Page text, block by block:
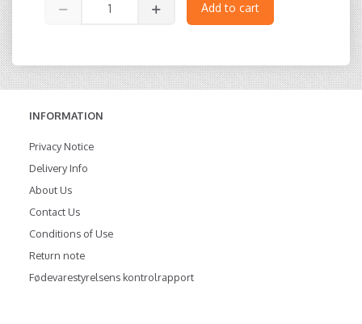
Add to cart
INFORMATION
Privacy Notice
Delivery Info
About Us
Contact Us
Conditions of Use
Return note
Fødevarestyrelsens kontrolrapport